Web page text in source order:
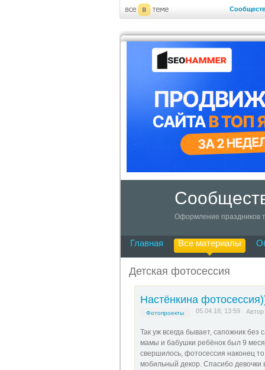
Оформление праздников
Главная Все материалы
Детская фотосессия
Настёнкина
Фотопроекты 05.04.18, 13:59 Автор
Так уж всегда бывает, сапожник без
мамы и бабушки ребёнок был 9
свершилось, фотосессия наконец
мобильный декор. Спасибо девочки